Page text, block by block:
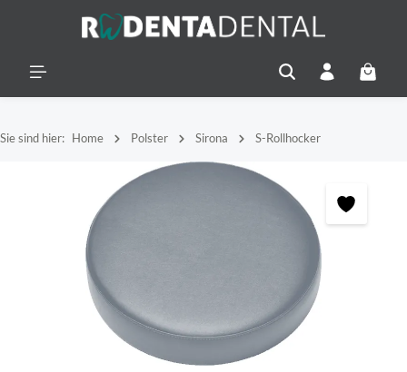
Sie sind hier: Home Polster Sirona S-Rollhocker
Bildergalerie überspringen